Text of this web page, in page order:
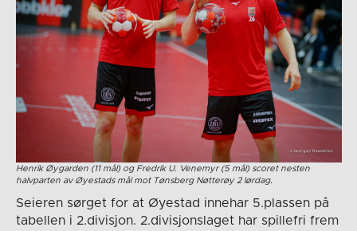
Henrik Øygarden (11 mål) og Fredrik U. Venemyr (5 mål) scoret nesten
halvparten av Øyestads mål mot Tønsberg Nøtterøy 2 lørdag.
Seieren sørget for at Øyestad innehar 5.plassen på
tabellen i 2.divisjon. 2.divisjonslaget har spillefri frem